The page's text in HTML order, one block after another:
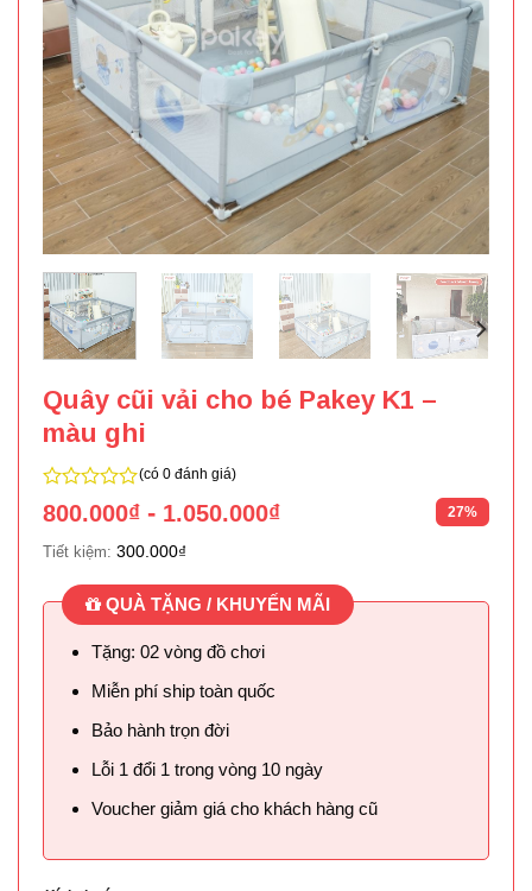
Quây cũi vải cho bé Pakey K1 –
màu ghi
0
trên
5
(có 0 đánh giá)
27%
800.000₫ - 1.050.000₫
Tiết kiệm: 300.000₫
QUÀ TẶNG / KHUYẾN MÃI
Tặng: 02 vòng đồ chơi
Miễn phí ship toàn quốc
Bảo hành trọn đời
Lỗi 1 đổi 1 trong vòng 10 ngày
Voucher giảm giá cho khách hàng cũ